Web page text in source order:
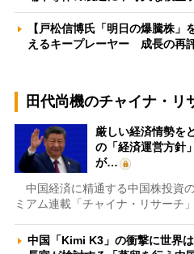
【戸松信博氏「明日の爆騰株
えるキープレーヤー 成長の再
田代尚機のチャイナ・リ
厳しい経済情勢を
の「経済運営方針
が…
中国経済に精通する中国株投資
ミアム連載「チャイナ・リサーチ
中国「Kimi K3」の衝撃に世界